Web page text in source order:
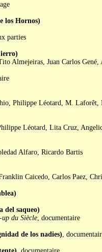
los Hornos)
parties
Almejeiras, Juan Carlos Gené,
Philippe Léotard, M. Laforêt,
Léotard, Lita Cruz,
Alfaro, Ricardo Bartis
Caicedo, Carlos Paez,
del saqueo)
du Siècle, documentaire
de los nadies),